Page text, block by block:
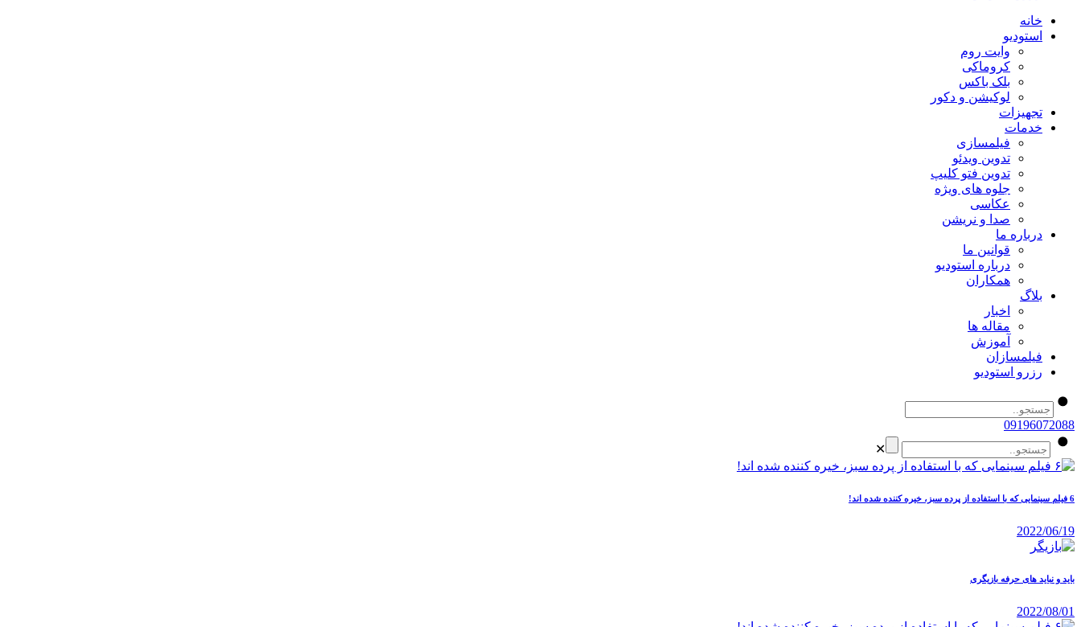
خانه
استودیو
وایت روم
کروماکی
بلک باکس
لوکیشن و دکور
تجهیزات
خدمات
فیلمسازی
تدوین ویدئو
تدوین فتو کلیپ
جلوه های ویژه
عکاسی
صدا و نریشن
درباره ما
قوانین ما
درباره استودیو
همکاران
بلاگ
اخبار
مقاله ها
آموزش
فیلمسازان
رزرو استودیو
09196072088
✕
6 فیلم سینمایی که با استفاده از پرده سبز، خیره کننده شده اند!
2022/06/19
باید و نباید های حرفه بازیگری
2022/08/01